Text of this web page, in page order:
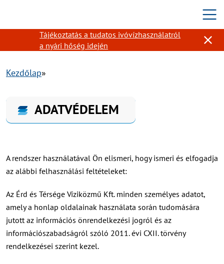
Tájékoztatás a tudatos ivóvízhasználatról
a nyári hőség idején
Kezdőlap
ADATVÉDELEM
A rendszer használatával Ön elismeri, hogy ismeri és elfogadja
az alábbi felhasználási feltételeket:
Az Érd és Térsége Víziközmű Kft. minden személyes adatot,
amely a honlap oldalainak használata során tudomására
jutott az információs önrendelkezési jogról és az
információszabadságról szóló 2011. évi CXII. törvény
rendelkezései szerint kezel.